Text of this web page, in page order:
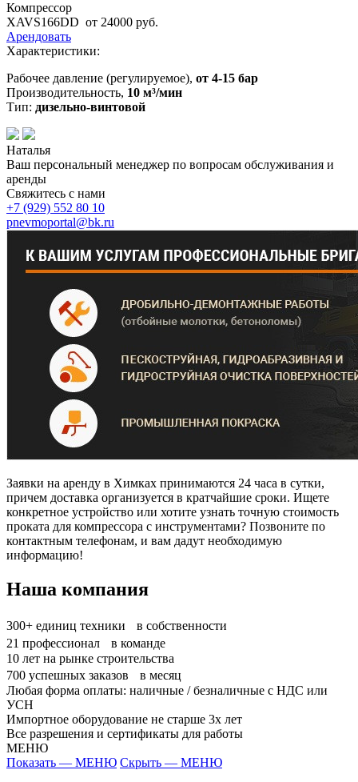
Компрессор
XAVS166DD от 24000 руб.
Арендовать
Характеристики:
Рабочее давление (регулируемое), от 4-15 бар
Производительность, 10 м³/мин
Тип: дизельно-винтовой
Наталья
Ваш персональный менеджер по вопросам обслуживания и
аренды
Свяжитесь с нами
+7 (929) 552 80 10
pnevmoportal@bk.ru
Заявки на аренду в Химках принимаются 24 часа в сутки,
причем доставка организуется в кратчайшие сроки. Ищете
конкретное устройство или хотите узнать точную стоимость
проката для компрессора с инструментами? Позвоните по
контактным телефонам, и вам дадут необходимую
информацию!
Наша компания
300+ единиц техники в собственности
21 профессионал в команде
10 лет на рынке строительства
700 успешных заказов в месяц
Любая форма оплаты: наличные / безналичные с НДС или
УСН
Импортное оборудование не старше 3х лет
Все разрешения и сертификаты для работы
МЕНЮ
Показать — МЕНЮ Скрыть — МЕНЮ